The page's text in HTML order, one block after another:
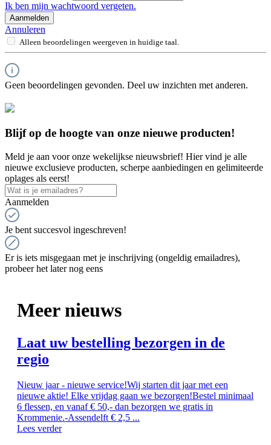
Ik ben mijn wachtwoord vergeten.
Aanmelden
Annuleren
Alleen beoordelingen weergeven in huidige taal.
Geen beoordelingen gevonden. Deel uw inzichten met anderen.
Blijf op de hoogte van onze nieuwe producten!
Meld je aan voor onze wekelijkse nieuwsbrief! Hier vind je alle
nieuwe exclusieve producten, scherpe aanbiedingen en gelimiteerde
oplages als eerst!
Aanmelden
Je bent succesvol ingeschreven!
Er is iets misgegaan met je inschrijving (ongeldig emailadres),
probeer het later nog eens
Meer nieuws
Laat uw bestelling bezorgen in de
regio
Nieuw jaar - nieuwe service!Wij starten dit jaar met een
nieuwe aktie! Elke vrijdag gaan we bezorgen!Bestel minimaal
6 flessen, en vanaf € 50,- dan bezorgen we gratis in
Krommenie.-Assendelft € 2,5 ...
Lees verder